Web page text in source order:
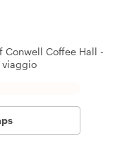
Conwell Coffee Hall -
viaggio